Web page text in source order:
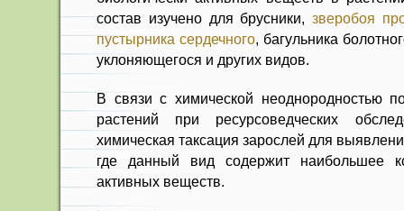
состав изучено для брус­ники,зверобоя
пустырника сердечного, багуль­ника
уклоняющегося и других видов.
В связи с химической неоднород­ностью
рас­тений при ресурсоведческих
химическая такса­ция зарослей для
где данный вид со­держит наибольшее
активных веществ.